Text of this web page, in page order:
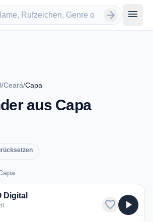
arrow_forward menu
/Ceará/Capa
aus Capa
Capa
Digital
stations
favorite play_arrow